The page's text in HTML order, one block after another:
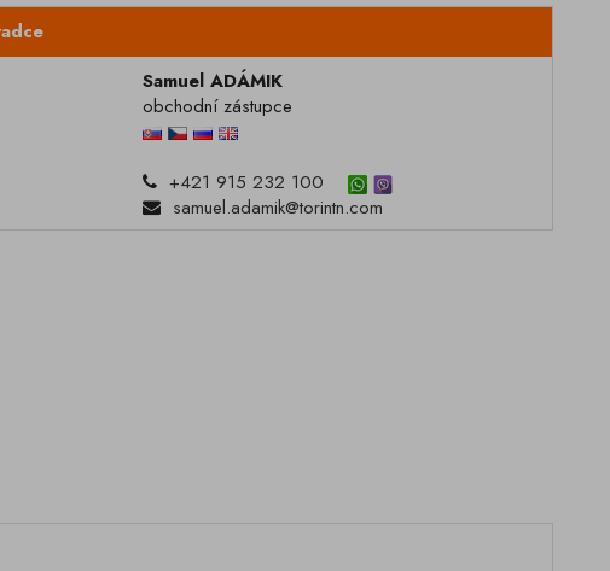
Samuel ADÁMIK
obchodní zástupce
+421 915 232 100
samuel.adamik@torintn.com